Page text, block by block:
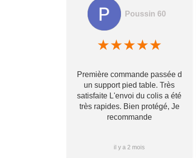
Poussin 60
★★★★★
Première commande passée d
un support pied table. Très
satisfaite L'envoi du colis a été
très rapides. Bien protégé, Je
recommande
il y a 2 mois